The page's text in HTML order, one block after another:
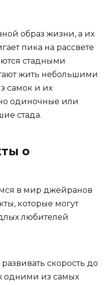
образ жизни, а их
пика на рассвете
стадными
жить небольшими
самок и их
одиночные или
стада.
о
в мир джейранов
которые могут
любителей
скорость до
одними из самых